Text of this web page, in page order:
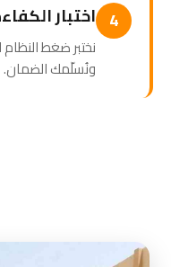
4 اختبار
نختبر ضغط
ونُسلّمك الضمان.